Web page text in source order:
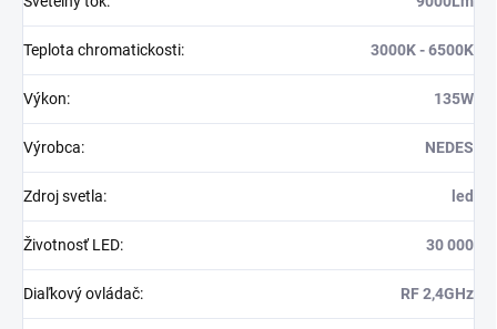
Teplota chromatickosti: 3000K - 6500K
Výkon: 135W
Výrobca: NEDES
Zdroj svetla: led
Životnosť LED: 30 000
Diaľkový ovládač: RF 2,4GHz